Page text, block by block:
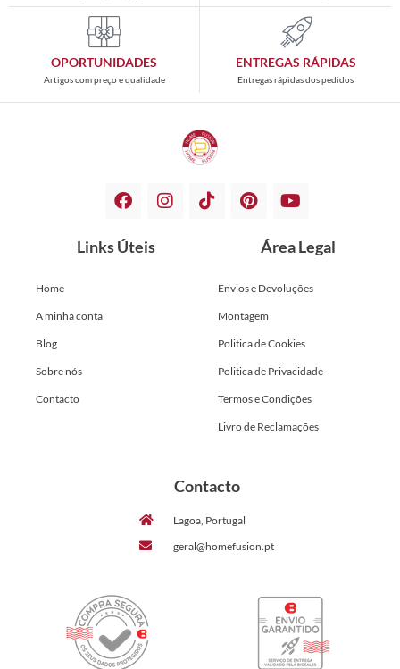
OPORTUNIDADES
Artigos com preço e qualidade
ENTREGAS RÁPIDAS
Entregas rápidas dos pedidos
Links Úteis
Home
A minha conta
Blog
Sobre nós
Contacto
Área Legal
Envios e Devoluções
Montagem
Politica de Cookies
Politica de Privacidade
Termos e Condições
Livro de Reclamações
Contacto
Lagoa, Portugal
geral@homefusion.pt